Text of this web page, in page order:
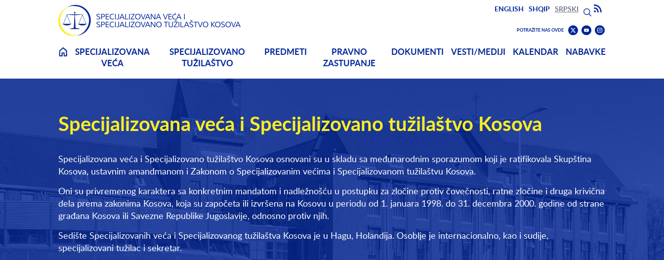
Skip to main content ENGLISH SHQIP SRPSKI
Претрага
Search
POTRAŽITE NAS OVDE
nas
Pronađite
na on
SPECIJALIZOVANA
VEĆA
SPECIJALIZOVANO
TUŽILAŠTVO
PREDMETI
PRAVNO
ZASTUPANJE
DOKUMENTI VESTI/MEDIJI KALENDAR NABAVKE
Specijalizovana veća i Specijalizovano tužilaštvo Kosova
Specijalizovana veća i Specijalizovano tužilaštvo Kosova osnovani su u skladu sa međunarodnim sporazumom koji je ratifikovala Skupština
Kosova, ustavnim amandmanom i Zakonom o Specijalizovanim većima i Specijalizovanom tužilaštvu Kosova.
Oni su privremenog karaktera sa konkretnim mandatom i nadležnošću u postupku za zločine protiv čovečnosti, ratne zločine i druga krivična
dela prema zakonima Kosova, koja su započeta ili izvršena na Kosovu u periodu od 1. januara 1998. do 31. decembra 2000. godine od strane
građana Kosova ili Savezne Republike Jugoslavije, odnosno protiv njih.
Sedište Specijalizovanih veća i Specijalizovanog tužilaštva Kosova je u Hagu, Holandija. Osoblje je internacionalno, kao i sudije,
specijalizovani tužilac i sekretar.